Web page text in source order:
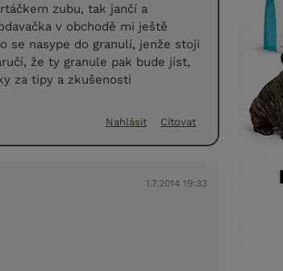
zubu, tak jančí a
v obchodě mi ještě
se nasype do granulí, jenže stojí
že ty granule pak bude jíst,
za tipy a zkušenosti
Nahlásit Citovat
1.7.2014 19:33